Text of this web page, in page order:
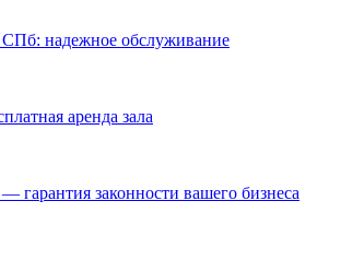
надежное обслуживание
аренда зала
гарантия законности вашего бизнеса